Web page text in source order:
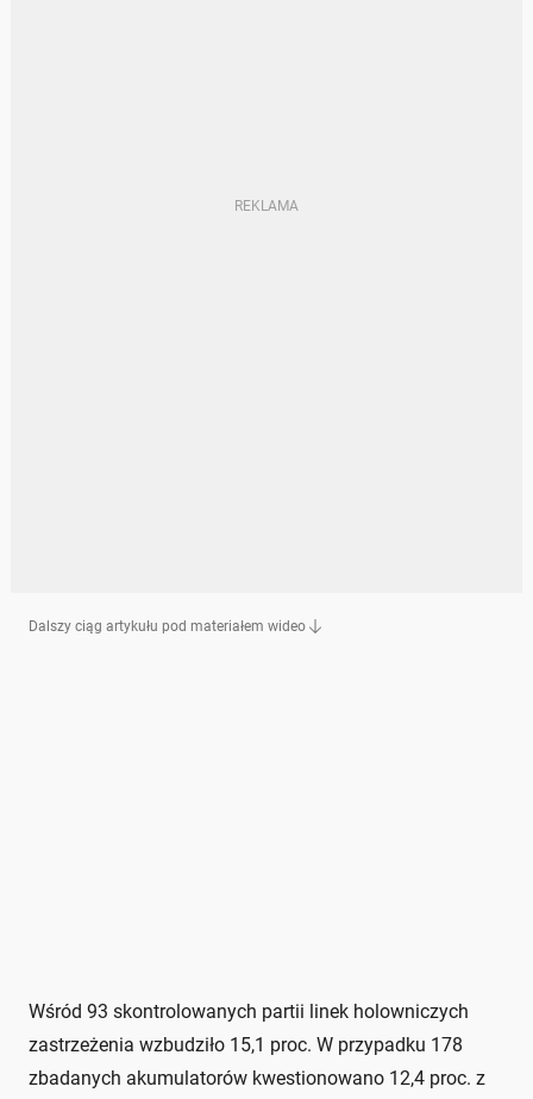
Dalszy ciąg artykułu pod materiałem wideo
Wśród 93 skontrolowanych partii linek holowniczych
zastrzeżenia wzbudziło 15,1 proc. W przypadku 178
zbadanych akumulatorów kwestionowano 12,4 proc. z